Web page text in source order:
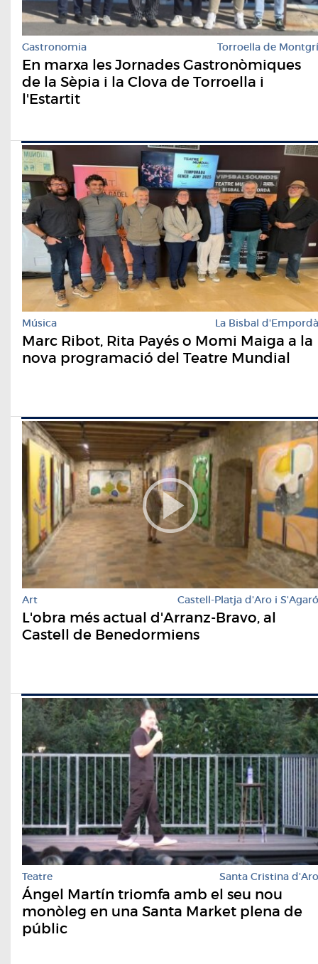
Gastronomia Torroella de Montgrí
En marxa les Jornades Gastronòmiques
de la Sèpia i la Clova de Torroella i
l'Estartit
Música La Bisbal d'Empordà
Marc Ribot, Rita Payés o Momi Maiga a la
nova programació del Teatre Mundial
Art Castell-Platja d'Aro i S'Agaró
L'obra més actual d'Arranz-Bravo, al
Castell de Benedormiens
Teatre Santa Cristina d'Aro
Ángel Martín triomfa amb el seu nou
monòleg en una Santa Market plena de
públic